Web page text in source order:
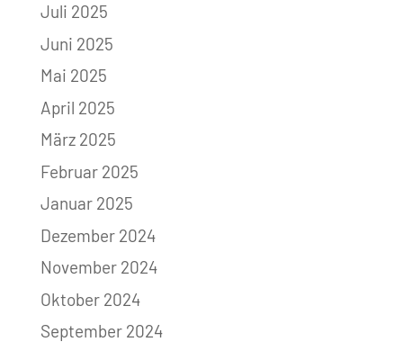
Juli 2025
Juni 2025
Mai 2025
April 2025
März 2025
Februar 2025
Januar 2025
Dezember 2024
November 2024
Oktober 2024
September 2024